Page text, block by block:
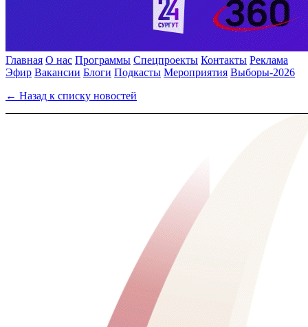
Главная О нас Программы Спецпроекты Контакты Реклама
Эфир Вакансии Блоги Подкасты Мероприятия Выборы-2026
← Назад к списку новостей